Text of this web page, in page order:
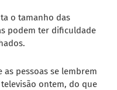
o tamanho das
podem ter dificuldade
pessoas se lembrem
ontem, do que